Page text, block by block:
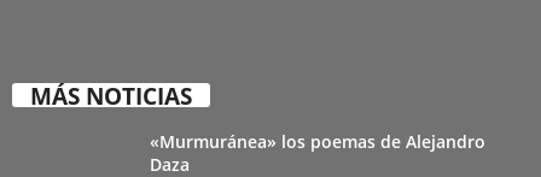
MÁS NOTICIAS
«Murmuránea» los poemas de Alejandro
Daza